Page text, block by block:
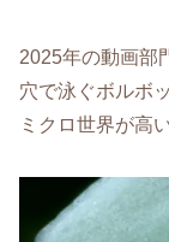
2025年の動画部
穴で泳ぐボルボ
ミクロ世界が高